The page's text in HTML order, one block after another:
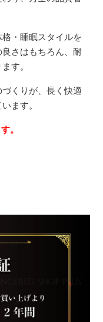
・睡眠スタイルを
さはもちろん、耐
す。
くりが、長く快適
ます。
。